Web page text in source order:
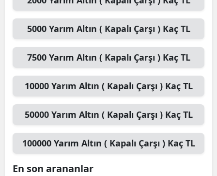
5000 Yarım Altın ( Kapalı Çarşı )Kaç TL
7500 Yarım Altın ( Kapalı Çarşı )Kaç TL
10000 Yarım Altın ( Kapalı Çarşı )Kaç TL
50000 Yarım Altın ( Kapalı Çarşı )Kaç TL
100000 Yarım Altın ( Kapalı Çarşı )Kaç TL
En son arananlar